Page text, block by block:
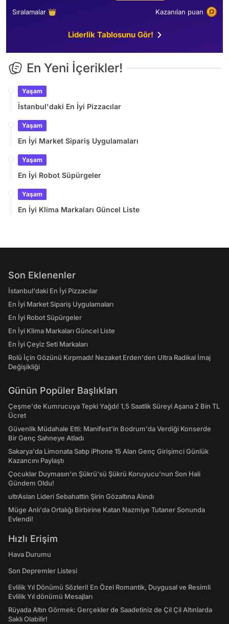
Sıralamalar 👑 Kazanılan puan
Liderlik Tablosunu Gör!
En Yeni İçerikler!
Yaşam
İstanbul'daki En İyi Pizzacılar
Yaşam
En İyi Market Sipariş Uygulamaları
Yaşam
En İyi Robot Süpürgeler
Yaşam
En İyi Klima Markaları Güncel Liste
Son Eklenenler
İstanbul'daki En İyi Pizzacılar
En İyi Market Sipariş Uygulamaları
En İyi Robot Süpürgeler
En İyi Klima Markaları Güncel Liste
En İyi Çeyiz Seti Markaları
Rolü İçin Gözünü Kırpmadı! Nezaket Erden'den Ultra Radikal İmaj
Değişikliği
Günün Popüler Başlıkları
Çeşme'de Kumrucuya Tepki Yağdı! 1,5 Saatlik Süreyi Aşana 2 Bin TL
Ücret
Güvenlik Müdahale Etti: Manifest'in Bodrum'da Verdiği Konserde
Bir Genç Sahneye Atladı
Sakarya'da Limonata Satıp iPhone 15 Alan Genç Girişimci Günlük
Kazancını Paylaştı
Çocuklar Duymasın'ın Şükrü'sü Şükrü Koruyucu'nun Son Hali
Gündem Oldu!
ultrAslan Lideri Sebahattin Şirin Gözaltına Alındı
Müge Anlı'da Ortalığı Birbirine Katan Nazmiye Tutaner Sonunda
Evlendi!
Hızlı Erişim
Hava Durumu
Son Depremler Listesi
Evlilik Yıl Dönümü Sözleri! En Özel Romantik, Duygusal ve Resimli
Evlilik Yıl dönümü Mesajları
Rüyada Altın Görmek: Gerçekler de Saadetiniz de Çil Çil Altınlarda
Saklı Olabilir!